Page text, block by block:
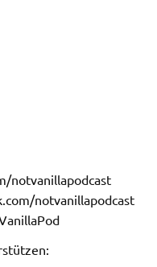
notvanillapodcast
notvanillapodcast